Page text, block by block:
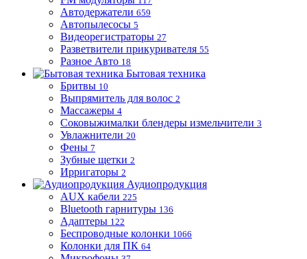
Автодержатели 659
Автопылесосы 5
Видеорегистраторы 27
Разветвители прикуривателя 55
Разное Авто 18
Бытовая техника
Бритвы 10
Выпрямитель для волос 2
Массажеры 4
Соковыжималки блендеры измельчители 3
Увлажнители 20
Фены 7
Зубные щетки 2
Ирригаторы 2
Аудиопродукция
AUX кабели 225
Bluetooth гарнитуры 136
Адаптеры 122
Беспроводные колонки 1066
Колонки для ПК 64